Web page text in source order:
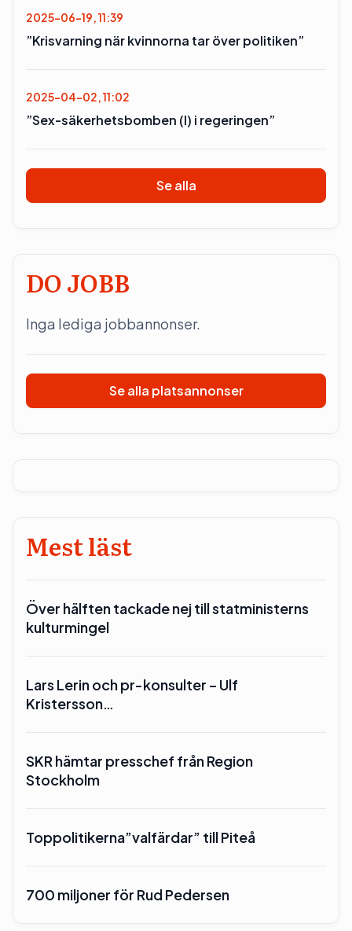
2025-06-19, 11:39
”Krisvarning när kvinnorna tar över politiken”
2025-04-02, 11:02
”Sex-säkerhetsbomben (l) i regeringen”
Se alla
DO JOBB
Inga lediga jobbannonser.
Se alla platsannonser
Mest läst
Över hälften tackade nej till statministerns
kulturmingel
Lars Lerin och pr-konsulter – Ulf
Kristersson…
SKR hämtar presschef från Region
Stockholm
Toppolitikerna”valfärdar” till Piteå
700 miljoner för Rud Pedersen